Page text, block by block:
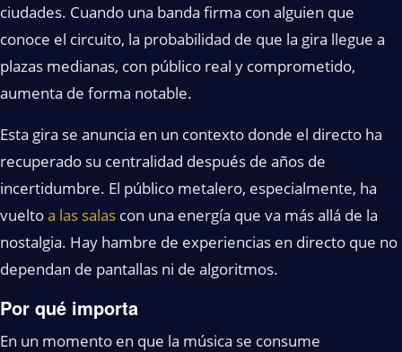
ciudades. Cuando una banda firma con alguien que
conoce el circuito, la probabilidad de que la gira llegue a
plazas medianas, con público real y comprometido,
aumenta de forma notable.
Esta gira se anuncia en un contexto donde el directo ha
recuperado su centralidad después de años de
incertidumbre. El público metalero, especialmente, ha
vueltoa las salas con una energía que va más allá de la
nostalgia. Hay hambre de experiencias en directo que no
dependan de pantallas ni de algoritmos.
Por qué importa
En un momento en que la música se consume